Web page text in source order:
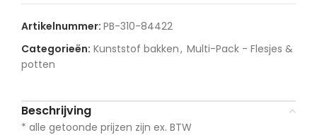
Artikelnummer: PB-310-84422
Categorieën: Kunststof bakken, Multi-Pack - Flesjes &
potten
Beschrijving
* alle getoonde prijzen zijn ex. BTW